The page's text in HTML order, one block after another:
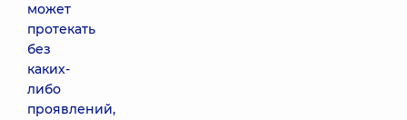
может
протекать
без
каких-
либо
проявлений,